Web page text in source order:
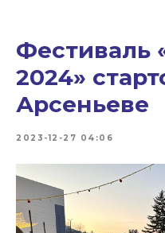
Фестиваль
2024»
Арсеньеве
2023-12-27 04:06